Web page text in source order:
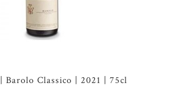
Barolo Classico | 2021 | 75cl